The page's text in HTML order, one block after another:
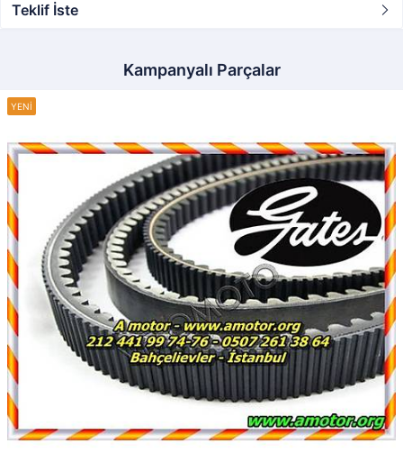
Teklif İste
Kampanyalı Parçalar